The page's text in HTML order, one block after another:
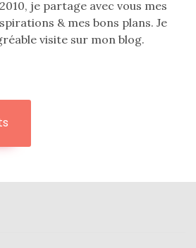
je partage avec vous mes
& mes bons plans. Je
visite sur mon blog.